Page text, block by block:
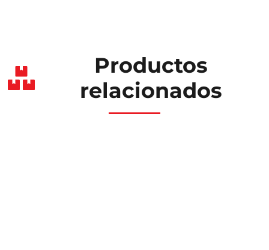
Productos
relacionados